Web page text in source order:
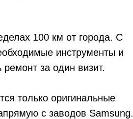
100 км от города. С
инструменты и
за один визит.
только оригинальные
с заводов Samsung.